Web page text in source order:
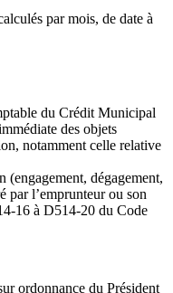
par mois, de date à
du Crédit Municipal
des objets
notamment celle relative
(engagement, dégagement,
par l’emprunteur ou son
16 à D514-20 du Code
ordonnance du Président